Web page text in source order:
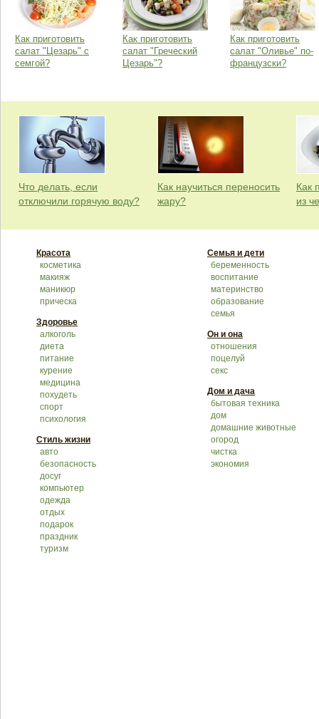
Как приготовить
салат "Цезарь" с
семгой?
Как приготовить
салат "Греческий
Цезарь"?
Как приготовить
салат "Оливье" по-
французски?
Что делать, если
отключили горячую воду?
Как научиться переносить
жару?
Как
из
Красота
косметика
макияж
маникюр
прическа
Здоровье
алкоголь
диета
питание
курение
медицина
похудеть
спорт
психология
Стиль жизни
авто
безопасность
досуг
компьютер
одежда
отдых
подарок
праздник
туризм
Семья и дети
беременность
воспитание
материнство
образование
семья
Он и она
отношения
поцелуй
секс
Дом и дача
бытовая техника
дом
домашние животные
огород
чистка
экономия